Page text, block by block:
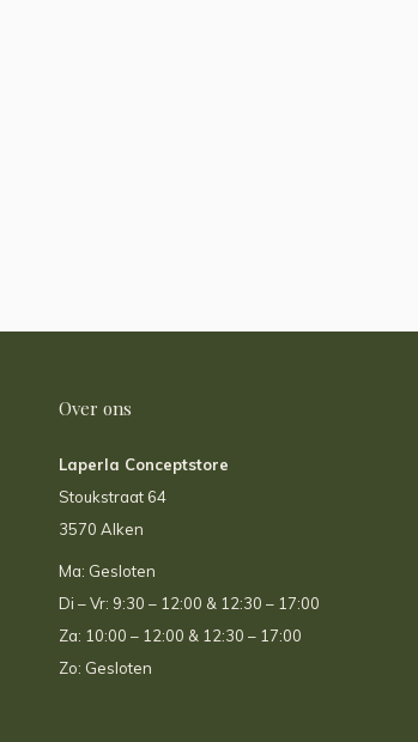
Over ons
Laperla Conceptstore
Stoukstraat 64
3570 Alken
Ma: Gesloten
Di – Vr: 9:30 – 12:00 & 12:30 – 17:00
Za: 10:00 – 12:00 & 12:30 – 17:00
Zo: Gesloten